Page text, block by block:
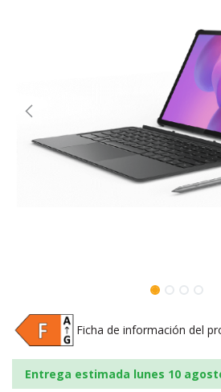
Ficha de información del
Entrega estimada lunes 10